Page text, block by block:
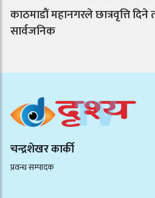
काठमाडौं महानगरले छात्रवृत्ति दिने
सार्वजनिक
चन्द्रशेखर कार्की
प्रवन्ध सम्पादक